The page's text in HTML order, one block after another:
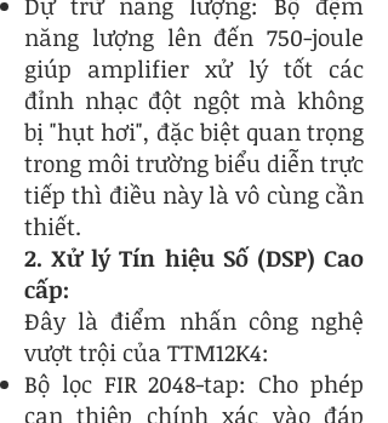
năng lượng lên đến 750-joule
giúp amplifier xử lý tốt các
đỉnh nhạc đột ngột mà không
bị "hụt hơi", đặc biệt quan trọng
trong môi trường biểu diễn trực
tiếp thì điều này là vô cùng cần
thiết.
2. Xử lý Tín hiệu Số (DSP) Cao
cấp:
Đây là điểm nhấn công nghệ
vượt trội của TTM12K4:
Bộ lọc FIR 2048-tap: Cho phép
can thiệp chính xác vào đáp